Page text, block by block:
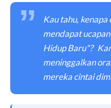
Kau tahu,
mendapat
Hidup Baru"?
meninggalkan
mereka cintai